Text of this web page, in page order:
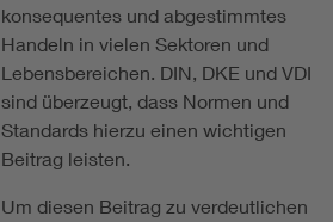
konsequentes und abgestimmtes
Handeln in vielen Sektoren und
Lebensbereichen. DIN, DKE und VDI
sind überzeugt, dass Normen und
Standards hierzu einen wichtigen
Beitrag leisten.
Um diesen Beitrag zu verdeutlichen